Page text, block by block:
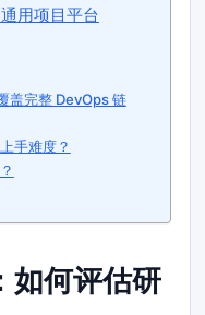
用项目平台
盖完整 DevOps 链
手难度？
如何评估研